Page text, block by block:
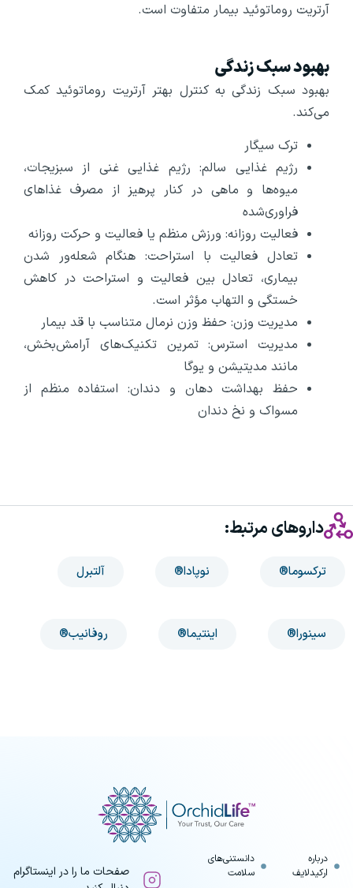
آرتریت روماتوئید بیمار متفاوت است.
بهبود سبک زندگی
بهبود سبک زندگی به کنترل بهتر آرتریت روماتوئید کمک
می‌کند.
ترک سیگار
رژیم غذایی سالم: رژیم غذایی غنی از سبزیجات،
میوه‌ها و ماهی در کنار پرهیز از مصرف غذاهای
فراوری‌شده
فعالیت روزانه: ورزش منظم یا فعالیت و حرکت روزانه
تعادل فعالیت با استراحت: هنگام شعله‌ور شدن
بیماری، تعادل بین فعالیت و استراحت در کاهش
خستگی و التهاب مؤثر است.
مدیریت وزن: حفظ وزن نرمال متناسب با قد بیمار
مدیریت استرس: تمرین تکنیک‌های آرامش‌بخش،
مانند مدیتیشن و یوگا
حفظ بهداشت دهان و دندان: استفاده منظم از
مسواک و نخ دندان
داروهای مرتبط:
ترکسوما® نوپادا® آلتبرل
سینورا® اینتیما® روفانیب®
درباره
ارکیدلایف
دانستنی‌های
سلامت
صفحات ما را در اینستاگرام